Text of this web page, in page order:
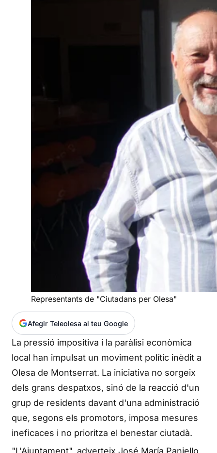
Representants de "Ciutadans per Olesa"
Afegir Teleolesa al teu Google
La pressió impositiva i la paràlisi econòmica
local han impulsat un moviment polític inèdit a
Olesa de Montserrat. La iniciativa no sorgeix
dels grans despatxos, sinó de la reacció d'un
grup de residents davant d'una administració
que, segons els promotors, imposa mesures
ineficaces i no prioritza el benestar ciutadà.
"L'Ajuntament", adverteix José María Paniello,